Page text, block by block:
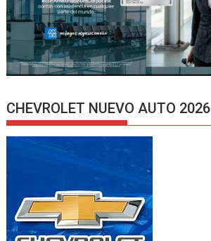
CHEVROLET NUEVO AUTO 2026